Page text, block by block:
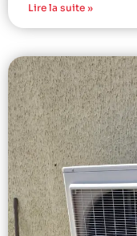
Lire la suite »